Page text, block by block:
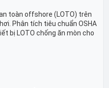
toàn offshore (LOTO) trên
Phân tích tiêu chuẩn OSHA
bị LOTO chống ăn mòn cho